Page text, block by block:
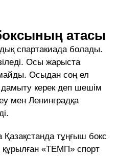
атасы
спар­та­киа­да болады.
Осы жарыста
Осыдан соң ел
керек деп шешім
мен Ленинград­қа
тұңғыш бокс
«ТЕМП» спорт